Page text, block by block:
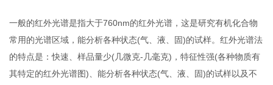
一般的红外光谱是指大于760nm的红外光谱，这是研究有机化合物
常用的光谱区域，能分析各种状态(气、液、固)的试样。红外光谱法
的特点是：快速、样品量少(几微克-几毫克)，特征性强(各种物质有
其特定的红外光谱图)、能分析各种状态(气、液、固)的试样以及不